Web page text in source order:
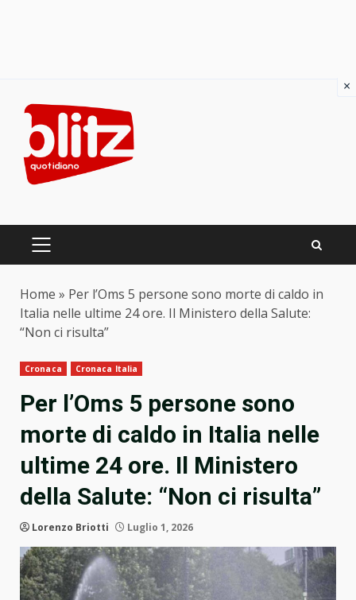
content
PRIMARY
Home » Per l’Oms 5 persone sono morte di caldo in
Italia nelle ultime 24 ore. Il Ministero della Salute:
“Non ci risulta”
Cronaca Cronaca Italia
Per l’Oms 5 persone sono
morte di caldo in Italia nelle
ultime 24 ore. Il Ministero
della Salute: “Non ci risulta”
Lorenzo Briotti Luglio 1, 2026
×